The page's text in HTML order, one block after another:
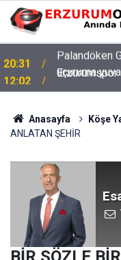
12:02
Erzurumspor
programı
Anasayfa Köşe
ANLATAN ŞEHİR